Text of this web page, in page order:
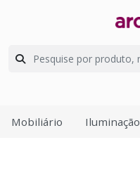
Mobiliário Iluminação